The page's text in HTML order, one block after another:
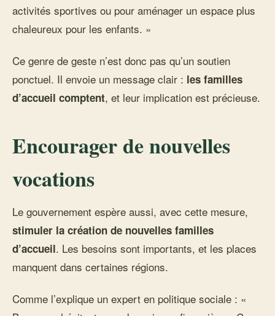
activités sportives ou pour aménager un espace plus
chaleureux pour les enfants. »
Ce genre de geste n’est donc pas qu’un soutien
ponctuel. Il envoie un message clair : les familles
d’accueil comptent, et leur implication est précieuse.
Encourager de nouvelles
vocations
Le gouvernement espère aussi, avec cette mesure,
stimuler la création de nouvelles familles
d’accueil. Les besoins sont importants, et les places
manquent dans certaines régions.
Comme l’explique un expert en politique sociale : «